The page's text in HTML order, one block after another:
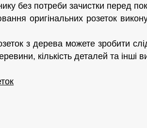
без потреби зачистки перед
оригінальних розеток
з дерева можете зробити
кількість деталей та інші